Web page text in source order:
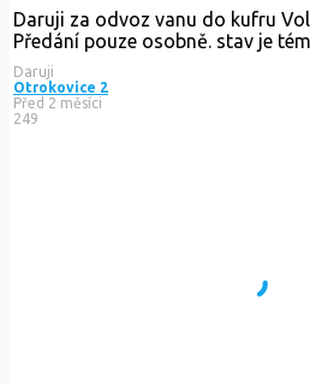
Daruji za odvoz vanu do kufru
Předání pouze osobně. stav je
Daruji
Otrokovice 2
Před 2 měsíci
249